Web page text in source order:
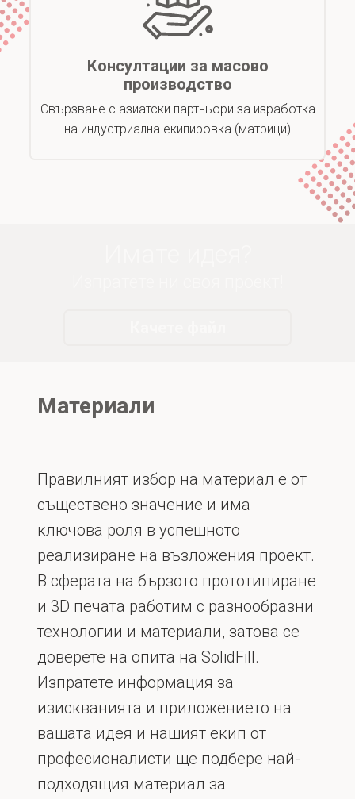
Консултации за масово
производство
Свързване с азиатски партньори за изработка
на индустриална екипировка (матрици)
Материали
Правилният избор на материал е от
съществено значение и има
ключова роля в успешното
реализиране на възложения проект.
В сферата на бързото прототипиране
и 3D печата работим с разнообразни
технологии и материали, затова се
доверете на опита на SolidFill.
Изпратете информация за
изискванията и приложението на
вашата идея и нашият екип от
професионалисти ще подбере най-
подходящия материал за